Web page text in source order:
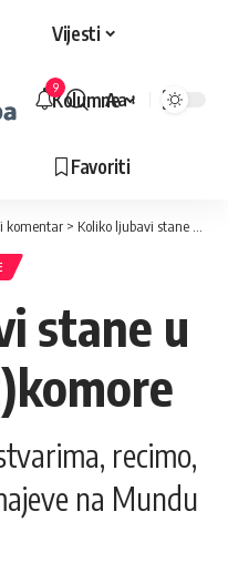
Vijesti
Kolumne
Favoriti
9
Veličina
Aa
komentar > Koliko ljubavi stane u srčane (pret)komore
stane u
recimo,
na Mundu